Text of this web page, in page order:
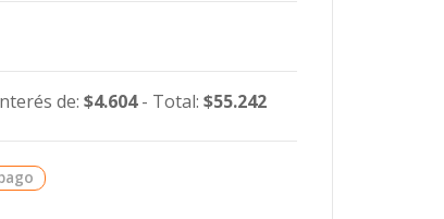
de: $4.604- Total: $55.242